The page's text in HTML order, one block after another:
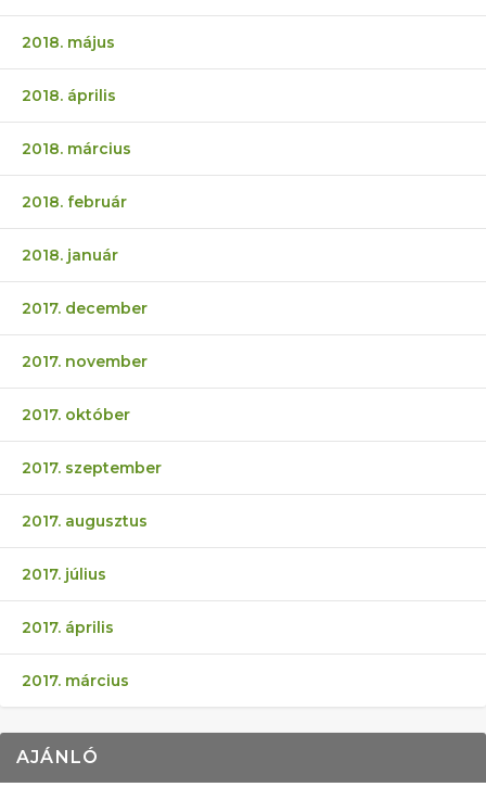
2018. május
2018. április
2018. március
2018. február
2018. január
2017. december
2017. november
2017. október
2017. szeptember
2017. augusztus
2017. július
2017. április
2017. március
AJÁNLÓ